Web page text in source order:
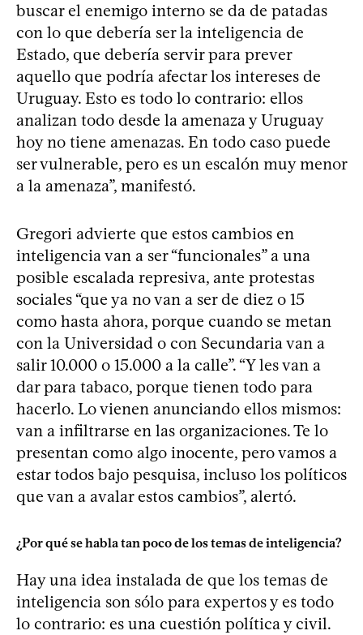
buscar el enemigo interno se da de patadas
con lo que debería ser la inteligencia de
Estado, que debería servir para prever
aquello que podría afectar los intereses de
Uruguay. Esto es todo lo contrario: ellos
analizan todo desde la amenaza y Uruguay
hoy no tiene amenazas. En todo caso puede
ser vulnerable, pero es un escalón muy menor
a la amenaza”, manifestó.
Gregori advierte que estos cambios en
inteligencia van a ser “funcionales” a una
posible escalada represiva, ante protestas
sociales “que ya no van a ser de diez o 15
como hasta ahora, porque cuando se metan
con la Universidad o con Secundaria van a
salir 10.000 o 15.000 a la calle”. “Y les van a
dar para tabaco, porque tienen todo para
hacerlo. Lo vienen anunciando ellos mismos:
van a infiltrarse en las organizaciones. Te lo
presentan como algo inocente, pero vamos a
estar todos bajo pesquisa, incluso los políticos
que van a avalar estos cambios”, alertó.
¿Por qué se habla tan poco de los temas de inteligencia?
Hay una idea instalada de que los temas de
inteligencia son sólo para expertos y es todo
lo contrario: es una cuestión política y civil.